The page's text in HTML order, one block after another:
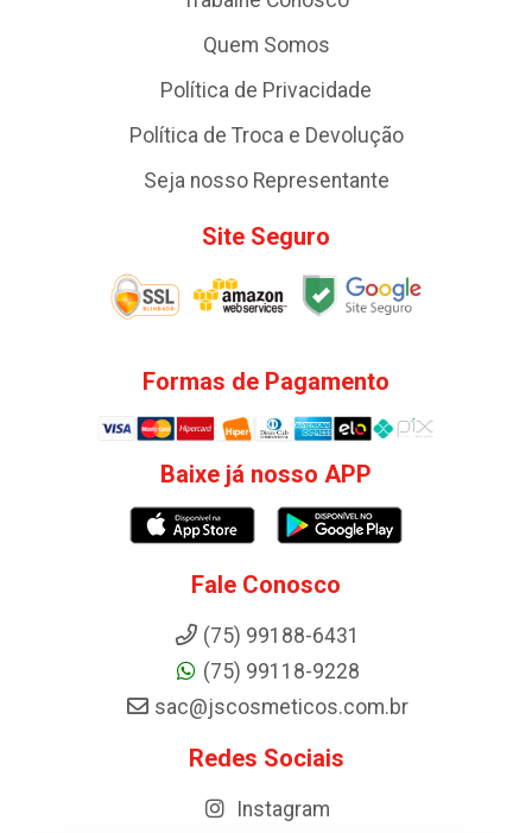
Quem Somos
Política de Privacidade
Política de Troca e Devolução
Seja nosso Representante
Site Seguro
Formas de Pagamento
Baixe já nosso APP
Fale Conosco
(75) 99188-6431
(75) 99118-9228
sac@jscosmeticos.com.br
Redes Sociais
Instagram